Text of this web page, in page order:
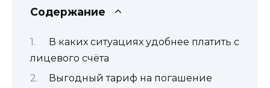
Содержание
В каких ситуациях удобнее платить с
лицевого счёта
Выгодный тариф на погашение